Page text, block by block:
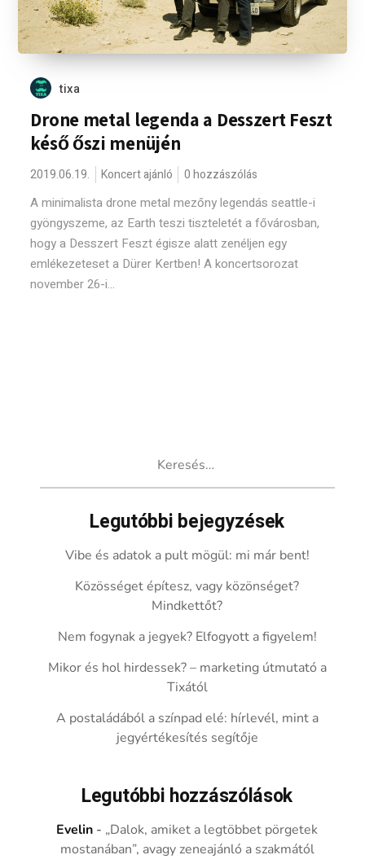
tixa
Drone metal legenda a Desszert Feszt
késő őszi menüjén
2019.06.19. Koncert ajánló 0 hozzászólás
A minimalista drone metal mezőny legendás seattle-i
gyöngyszeme, az Earth teszi tiszteletét a fővárosban,
hogy a Desszert Feszt égisze alatt zenéljen egy
emlékezeteset a Dürer Kertben! A koncertsorozat
november 26-i...
Legutóbbi bejegyzések
Vibe és adatok a pult mögül: mi már bent!
Közösséget építesz, vagy közönséget?
Mindkettőt?
Nem fogynak a jegyek? Elfogyott a figyelem!
Mikor és hol hirdessek? – marketing útmutató a
Tixától
A postaládából a színpad elé: hírlevél, mint a
jegyértékesítés segítője
Legutóbbi hozzászólások
Evelin - „Dalok, amiket a legtöbbet pörgetek
mostanában”, avagy zeneajánló a szakmától